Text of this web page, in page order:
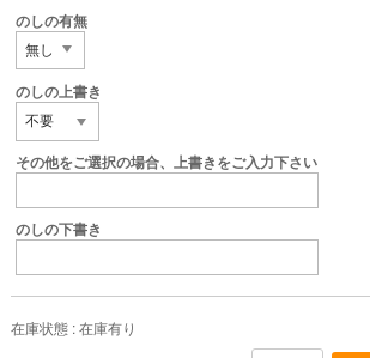
のしの有無
のしの上書き
その他をご選択の場合、上書きをご入力下さい
のしの下書き
在庫状態 : 在庫有り